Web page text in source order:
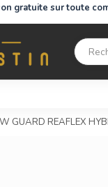
gratuite sur toute
GUARD REAFLEX